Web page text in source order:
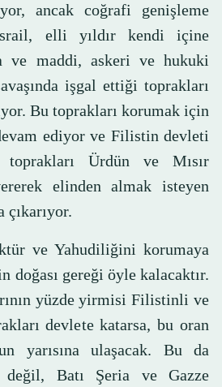
ancak coğrafi genişleme
elli yıldır kendi içine
ve maddi, askeri ve hukuki
işgal ettiği toprakları
Bu toprakları korumak için
ediyor ve Filistin devleti
Ürdün ve Mısır
elinden almak isteyen
ve Yahudiliğini korumaya
doğası gereği öyle kalacaktır.
yüzde yirmisi Filistinli ve
devlete katarsa, bu oran
yarısına ulaşacak. Bu da
değil, Batı Şeria ve Gazze